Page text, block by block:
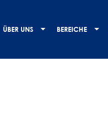
principale
ÜBER UNS BEREICHE